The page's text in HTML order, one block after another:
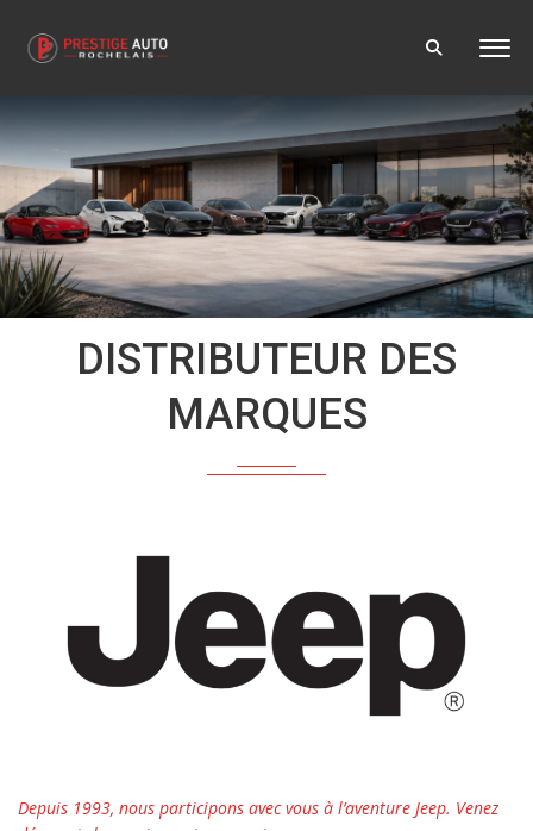
DISTRIBUTEUR DES
MARQUES
Depuis 1993, nous participons avec vous à l’aventure Jeep. Venez